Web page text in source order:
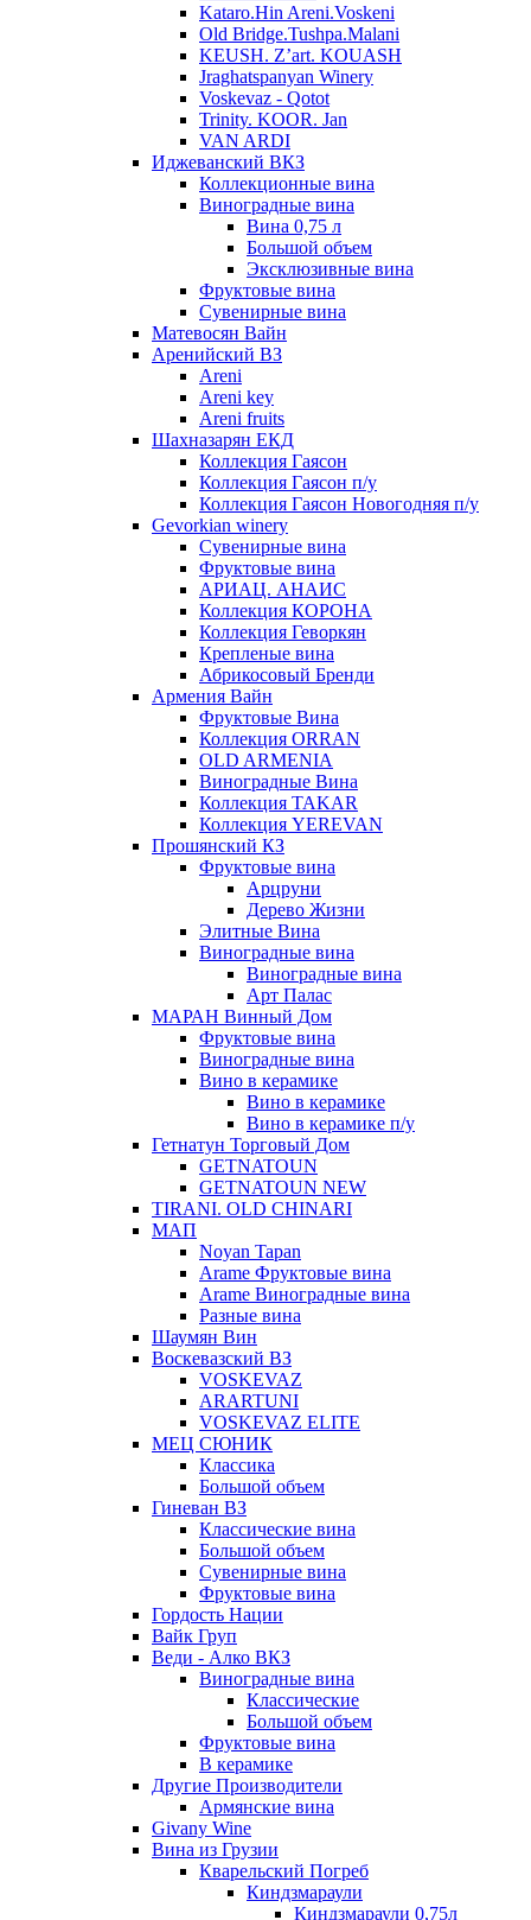
Kataro.Hin Areni.Voskeni
Old Bridge.Tushpa.Malani
KEUSH. Z’art. KOUASH
Jraghatspanyan Winery
Voskevaz - Qotot
Trinity. KOOR. Jan
VAN ARDI
Иджеванский ВКЗ
Коллекционные вина
Виноградные вина
Вина 0,75 л
Большой объем
Эксклюзивные вина
Фруктовые вина
Cувенирные вина
Матевосян Вайн
Аренийский ВЗ
Areni
Areni key
Areni fruits
Шахназарян ЕКД
Коллекция Гаясон
Коллекция Гаясон п/у
Коллекция Гаясон Новогодняя п/у
Gevorkian winery
Сувенирные вина
Фруктовые вина
АРИАЦ. АНАИС
Коллекция КОРОНА
Коллекция Геворкян
Крепленые вина
Абрикосовый Бренди
Армения Вайн
Фруктовые Вина
Коллекция ORRAN
OLD ARMENIA
Виноградные Вина
Коллекция TAKAR
Коллекция YEREVAN
Прошянский КЗ
Фруктовые вина
Арцруни
Дерево Жизни
Элитные Вина
Виноградные вина
Виноградные вина
Арт Палас
МАРАН Винный Дом
Фруктовые вина
Виноградные вина
Вино в керамике
Вино в керамике
Вино в керамике п/у
Гетнатун Торговый Дом
GETNATOUN
GETNATOUN NEW
TIRANI. OLD CHINARI
МАП
Noyan Tapan
Arame Фруктовые вина
Arame Виноградные вина
Разные вина
Шаумян Вин
Воскевазский ВЗ
VOSKEVAZ
ARARTUNI
VOSKEVAZ ELITE
МЕЦ СЮНИК
Классика
Большой объем
Гиневан ВЗ
Классические вина
Большой объем
Сувенирные вина
Фруктовые вина
Гордость Нации
Вайк Груп
Веди - Алко ВКЗ
Виноградные вина
Классические
Большой объем
Фруктовые вина
В керамике
Другие Производители
Армянские вина
Givany Wine
Вина из Грузии
Кварельский Погреб
Киндзмараули
Киндзмараули 0,75л